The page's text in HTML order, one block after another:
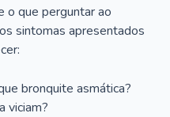
o que perguntar ao
sintomas apresentados
bronquite asmática?
viciam?